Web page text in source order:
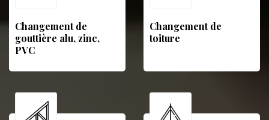
Changement de
gouttière alu, zinc,
PVC
Changement de
toiture